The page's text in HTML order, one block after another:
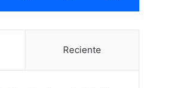
Reciente